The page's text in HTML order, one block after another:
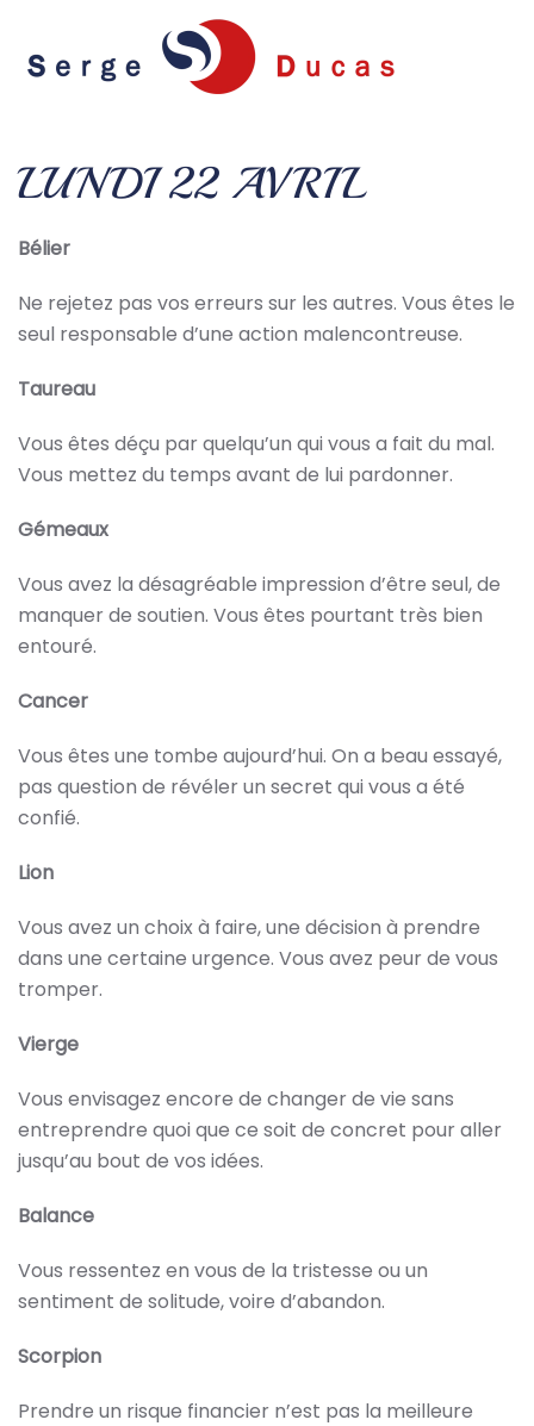
Skip to main content
LUNDI 22 AVRIL
Bélier
Ne rejetez pas vos erreurs sur les autres. Vous êtes le
seul responsable d’une action malencontreuse.
Taureau
Vous êtes déçu par quelqu’un qui vous a fait du mal.
Vous mettez du temps avant de lui pardonner.
Gémeaux
Vous avez la désagréable impression d’être seul, de
manquer de soutien. Vous êtes pourtant très bien
entouré.
Cancer
Vous êtes une tombe aujourd’hui. On a beau essayé,
pas question de révéler un secret qui vous a été
confié.
Lion
Vous avez un choix à faire, une décision à prendre
dans une certaine urgence. Vous avez peur de vous
tromper.
Vierge
Vous envisagez encore de changer de vie sans
entreprendre quoi que ce soit de concret pour aller
jusqu’au bout de vos idées.
Balance
Vous ressentez en vous de la tristesse ou un
sentiment de solitude, voire d’abandon.
Scorpion
Prendre un risque financier n’est pas la meilleure